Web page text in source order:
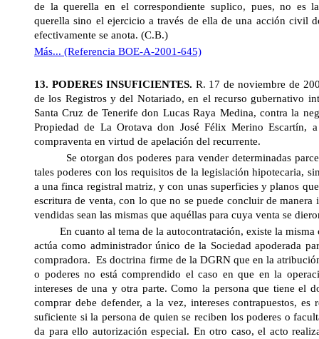
de la querella en el correspondiente suplico, pues, no es
querella sino el ejercicio a través de ella de una acción civil
efectivamente se anota. (C.B.)
Más... (Referencia BOE-A-2001-645)
13. PODERES INSUFICIENTES. R. 17 de noviembre de
de los Registros y del Notariado, en el recurso gubernativo
Santa Cruz de Tenerife don Lucas Raya Medina, contra la
Propiedad de La Orotava don José Félix Merino Escartín,
compraventa en virtud de apelación del recurrente.
Se otorgan dos poderes para vender determinadas
tales poderes con los requisitos de la legislación hipotecaria,
a una finca registral matriz, y con unas superficies y planos
escritura de venta, con lo que no se puede concluir de manera
vendidas sean las mismas que aquéllas para cuya venta se
En cuanto al tema de la autocontratación, existe la misma
actúa como administrador único de la Sociedad apoderada
compradora. Es doctrina firme de la DGRN que en la
o poderes no está comprendido el caso en que en la
intereses de una y otra parte. Como la persona que tiene el
comprar debe defender, a la vez, intereses contrapuestos, es
suficiente si la persona de quien se reciben los poderes o
da para ello autorización especial. En otro caso, el acto